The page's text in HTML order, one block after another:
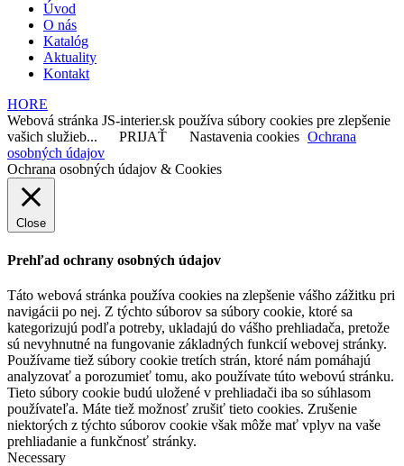
Úvod
O nás
Katalóg
Aktuality
Kontakt
HORE
Webová stránka JS-interier.sk používa súbory cookies pre zlepšenie
vašich služieb...
PRIJAŤ Nastavenia cookies Ochrana
osobných údajov
Ochrana osobných údajov & Cookies
Close
Prehľad ochrany osobných údajov
Táto webová stránka používa cookies na zlepšenie vášho zážitku pri
navigácii po nej. Z týchto súborov sa súbory cookie, ktoré sa
kategorizujú podľa potreby, ukladajú do vášho prehliadača, pretože
sú nevyhnutné na fungovanie základných funkcií webovej stránky.
Používame tiež súbory cookie tretích strán, ktoré nám pomáhajú
analyzovať a porozumieť tomu, ako používate túto webovú stránku.
Tieto súbory cookie budú uložené v prehliadači iba so súhlasom
používateľa. Máte tiež možnosť zrušiť tieto cookies. Zrušenie
niektorých z týchto súborov cookie však môže mať vplyv na vaše
prehliadanie a funkčnosť stránky.
Necessary